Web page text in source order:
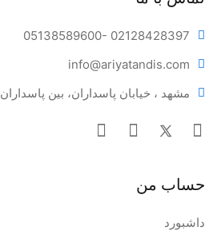
05138589600- 02128428397
info@ariyatandis.com
مشهد ، خیابان پاسداران، بین پاسداران ۴ و ۶، ساختمان ۸۸
حساب من
داشبورد